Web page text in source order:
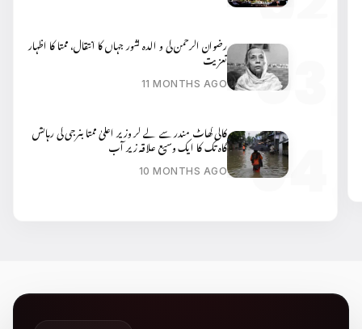
رضوان الرحمن کی و الدہ کشور جہاں کا انتقال، ممتا کا اظہار
تعزیت
11 MONTHS AGO
کالی گھاٹ مندر سے لے کر وزیر اعلیٰ ممتا بنرجی کی رہائش
گاہ تک کا ایک وسیع علاقہ زیر آب
10 MONTHS AGO